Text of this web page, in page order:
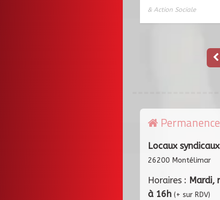
& Action Sociale
Locaux
26200 Montélimar
Horaires : Mardi,
à 16h (+ sur RDV)